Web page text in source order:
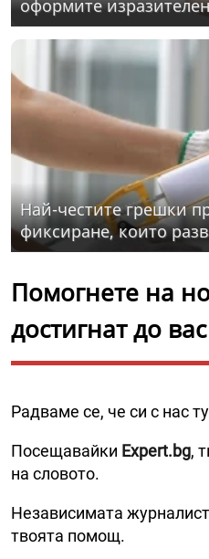
оформите
Най-честите грешки
фиксиране, които
Помогнете на
достигнат до
Радваме се, че си с нас
Посещавайки Expert.bg,
на словото.
Независимата
твоята помощ.